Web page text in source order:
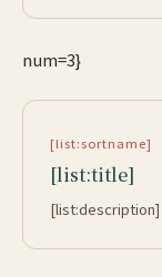
num=3}
[list:sortname]
[list:title]
[list:description]